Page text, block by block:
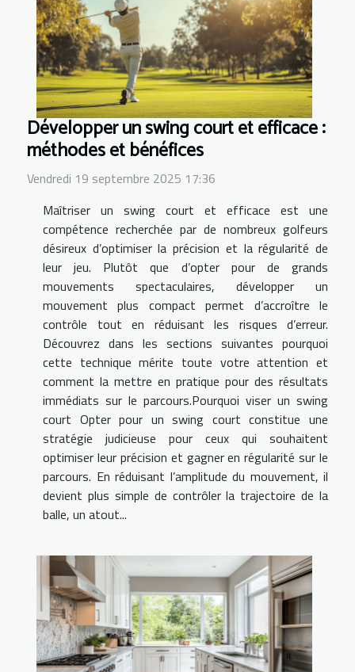
Développer un swing court et efficace :
méthodes et bénéfices
Vendredi 19 septembre 2025 17:36
Maîtriser un swing court et efficace est une
compétence recherchée par de nombreux golfeurs
désireux d’optimiser la précision et la régularité de
leur jeu. Plutôt que d’opter pour de grands
mouvements spectaculaires, développer un
mouvement plus compact permet d’accroître le
contrôle tout en réduisant les risques d’erreur.
Découvrez dans les sections suivantes pourquoi
cette technique mérite toute votre attention et
comment la mettre en pratique pour des résultats
immédiats sur le parcours.Pourquoi viser un swing
court Opter pour un swing court constitue une
stratégie judicieuse pour ceux qui souhaitent
optimiser leur précision et gagner en régularité sur le
parcours. En réduisant l’amplitude du mouvement, il
devient plus simple de contrôler la trajectoire de la
balle, un atout...